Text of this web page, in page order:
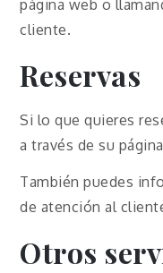
página web o
cliente.
Reservas
Si lo que quieres
a través de su
También puedes
de atención al
Otros